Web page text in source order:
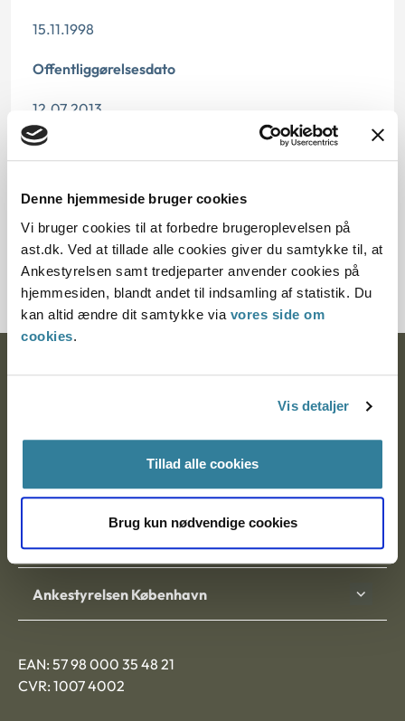
Denne hjemmeside bruger cookies
Vi bruger cookies til at forbedre brugeroplevelsen på
ast.dk. Ved at tillade alle cookies giver du samtykke til, at
Ankestyrelsen samt tredjeparter anvender cookies på
hjemmesiden, blandt andet til indsamling af statistik. Du
kan altid ændre dit samtykke via vores side om
cookies.
Vis detaljer
Tillad alle cookies
Brug kun nødvendige cookies
15.11.1998
Offentliggørelsesdato
12.07.2013
Paragraf
Journalnummer
201790-97
Ankestyrelsen
Ankestyrelsen København
EAN: 57 98 000 35 48 21
CVR: 1007 4002